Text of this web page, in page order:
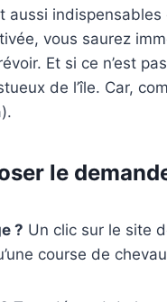
indispensables
vous saurez
Et si ce n’est
de l’île. Car,
le
? Un clic sur le site
course de